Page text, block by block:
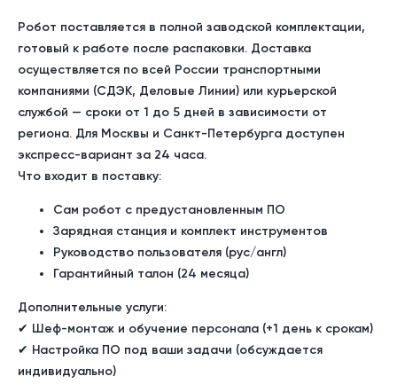
Робот поставляется в полной заводской комплектации,
готовый к работе после распаковки. Доставка
осуществляется по всей России транспортными
компаниями (СДЭК, Деловые Линии) или курьерской
службой — сроки от 1 до 5 дней в зависимости от
региона. Для Москвы и Санкт-Петербурга доступен
экспресс-вариант за 24 часа.
Что входит в поставку:
Сам робот с предустановленным ПО
Зарядная станция и комплект инструментов
Руководство пользователя (рус/англ)
Гарантийный талон (24 месяца)
Дополнительные услуги:
✔ Шеф-монтаж и обучение персонала (+1 день к срокам)
✔ Настройка ПО под ваши задачи (обсуждается
индивидуально)